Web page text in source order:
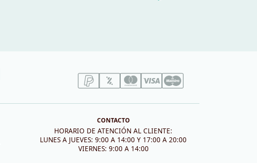
CONTACTO
HORARIO DE ATENCIÓN AL CLIENTE:
LUNES A JUEVES: 9:00 A 14:00 Y 17:00 A 20:00
VIERNES: 9:00 A 14:00